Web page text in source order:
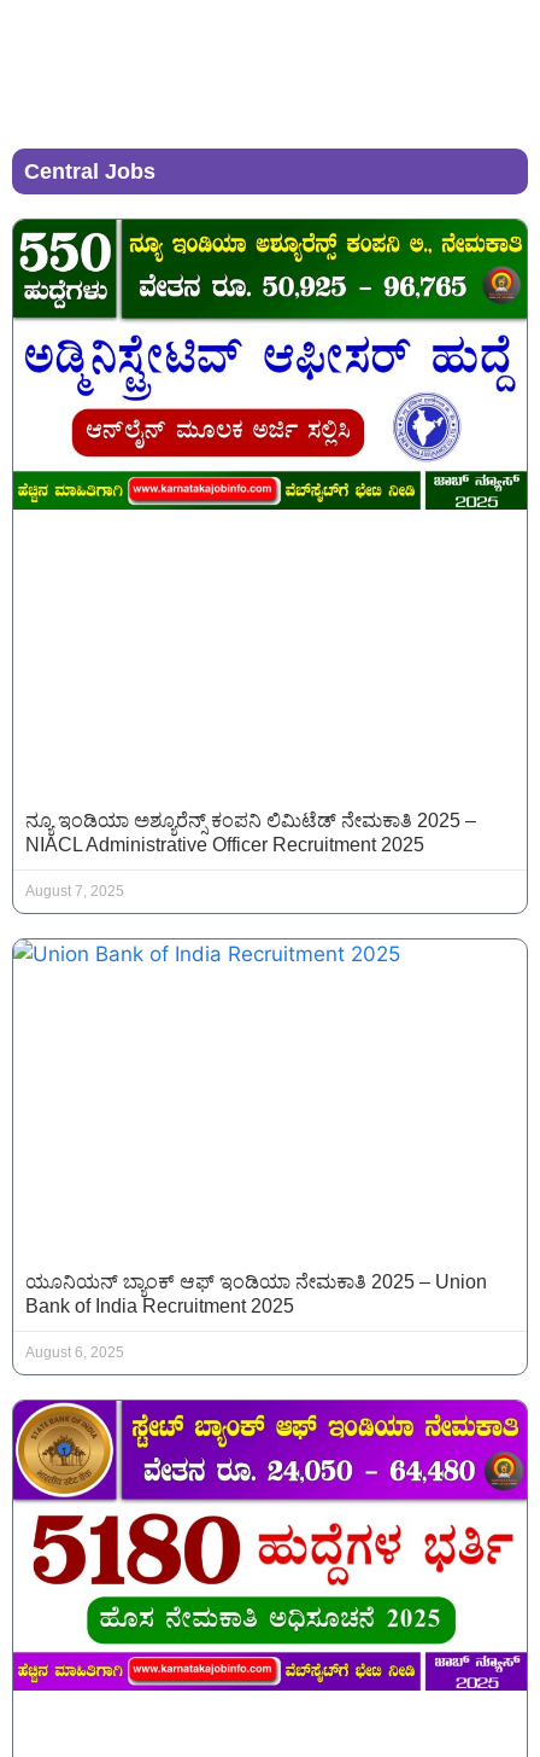
Central Jobs
ನ್ಯೂ ಇಂಡಿಯಾ ಅಶ್ಯೂರೆನ್ಸ್ ಕಂಪನಿ ಲಿಮಿಟೆಡ್ ನೇಮಕಾತಿ 2025 –
NIACL Administrative Officer Recruitment 2025
August 7, 2025
ಯೂನಿಯನ್ ಬ್ಯಾಂಕ್ ಆಫ್ ಇಂಡಿಯಾ ನೇಮಕಾತಿ 2025 – Union
Bank of India Recruitment 2025
August 6, 2025